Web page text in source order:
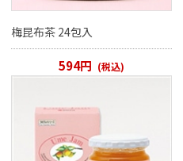
梅昆布茶 24包入
594円 (税込)